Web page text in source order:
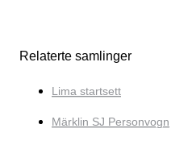
Relaterte samlinger
Lima startsett
Märklin SJ Personvogn